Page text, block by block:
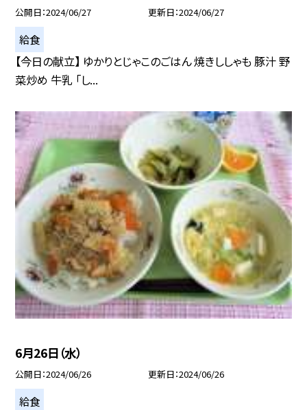
公開日 2024/06/27 更新日 2024/06/27
給食
【今日の献立】 ゆかりとじゃこのごはん 焼きししゃも 豚汁 野
菜炒め 牛乳 「し...
6月26日（水）
公開日 2024/06/26 更新日 2024/06/26
給食